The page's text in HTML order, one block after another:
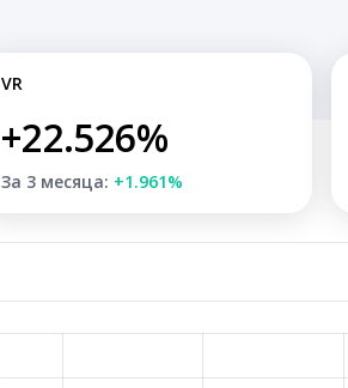
VR
+22.526%
За 3 месяца: +1.961%